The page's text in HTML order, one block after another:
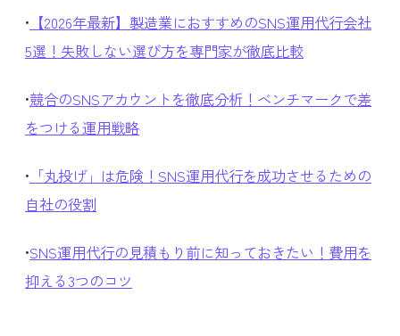
• 【2026年最新】製造業におすすめのSNS運用代行会社
5選！失敗しない選び方を専門家が徹底比較
•競合のSNSアカウントを徹底分析！ベンチマークで差
をつける運用戦略
• 「丸投げ」は危険！SNS運用代行を成功させるための
自社の役割
•SNS運用代行の見積もり前に知っておきたい！費用を
抑える3つのコツ